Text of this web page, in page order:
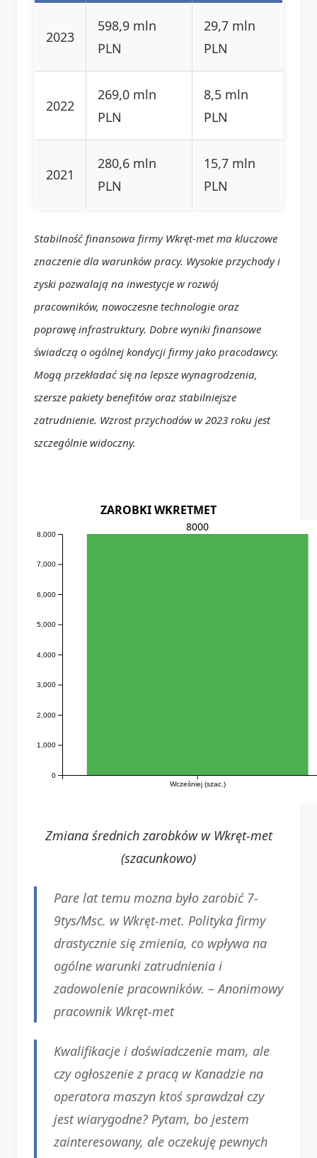
2023
598,9 mln
PLN
29,7 mln
PLN
2022
269,0 mln
PLN
8,5 mln
PLN
2021
280,6 mln
PLN
15,7 mln
PLN
Stabilność finansowa firmy Wkręt-met ma kluczowe
znaczenie dla warunków pracy. Wysokie przychody i
zyski pozwalają na inwestycje w rozwój
pracowników, nowoczesne technologie oraz
poprawę infrastruktury. Dobre wyniki finansowe
świadczą o ogólnej kondycji firmy jako pracodawcy.
Mogą przekładać się na lepsze wynagrodzenia,
szersze pakiety benefitów oraz stabilniejsze
zatrudnienie. Wzrost przychodów w 2023 roku jest
szczególnie widoczny.
ZAROBKI WKRETMET
Wcześniej (szac.)
0
1,000
2,000
3,000
4,000
5,000
6,000
7,000
8,000
8000
Zmiana średnich zarobków w Wkręt-met
(szacunkowo)
Pare lat temu mozna było zarobić 7-
9tys/Msc. w Wkręt-met. Polityka firmy
drastycznie się zmienia, co wpływa na
ogólne warunki zatrudnienia i
zadowolenie pracowników. –Anonimowy
pracownik Wkręt-met
Kwalifikacje i doświadczenie mam, ale
czy ogłoszenie z pracą w Kanadzie na
operatora maszyn ktoś sprawdzał czy
jest wiarygodne? Pytam, bo jestem
zainteresowany, ale oczekuję pewnych